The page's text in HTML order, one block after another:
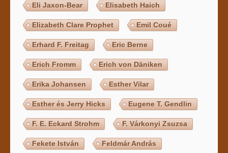
Eli Jaxon-Bear Elisabeth Haich
Elizabeth Clare Prophet Emil Coué
Erhard F. Freitag Eric Berne
Erich Fromm Erich von Däniken
Erika Johansen Esther Vilar
Esther és Jerry Hicks Eugene T. Gendlin
F. E. Eckard Strohm F. Várkonyi Zsuzsa
Fekete István Feldmár András